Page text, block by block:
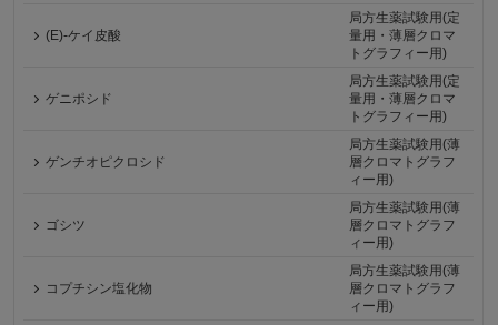
(E)-ケイ皮酸
局方生薬試験用(定
量用・薄層クロマ
トグラフィー用)
ゲニポシド
局方生薬試験用(定
量用・薄層クロマ
トグラフィー用)
ゲンチオピクロシド
局方生薬試験用(薄
層クロマトグラフ
ィー用)
ゴシツ
局方生薬試験用(薄
層クロマトグラフ
ィー用)
コプチシン塩化物
局方生薬試験用(薄
層クロマトグラフ
ィー用)